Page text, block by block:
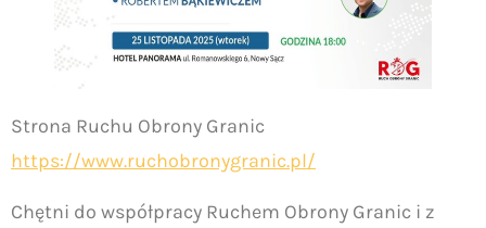
Strona Ruchu Obrony Granic
https://www.ruchobronygranic.pl/
Chętni do współpracy Ruchem Obrony Granic i z